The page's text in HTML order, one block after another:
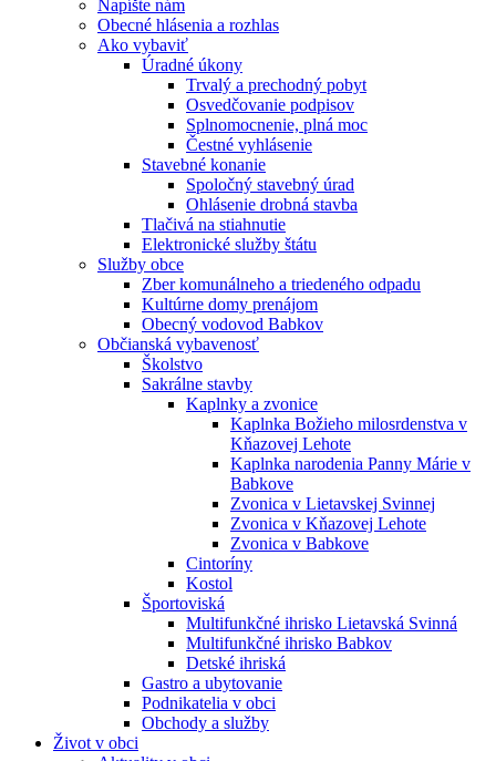
Napíšte nám
Obecné hlásenia a rozhlas
Ako vybaviť
Úradné úkony
Trvalý a prechodný pobyt
Osvedčovanie podpisov
Splnomocnenie, plná moc
Čestné vyhlásenie
Stavebné konanie
Spoločný stavebný úrad
Ohlásenie drobná stavba
Tlačivá na stiahnutie
Elektronické služby štátu
Služby obce
Zber komunálneho a triedeného odpadu
Kultúrne domy prenájom
Obecný vodovod Babkov
Občianská vybavenosť
Školstvo
Sakrálne stavby
Kaplnky a zvonice
Kaplnka Božieho milosrdenstva v
Kňazovej Lehote
Kaplnka narodenia Panny Márie v
Babkove
Zvonica v Lietavskej Svinnej
Zvonica v Kňazovej Lehote
Zvonica v Babkove
Cintoríny
Kostol
Športoviská
Multifunkčné ihrisko Lietavská Svinná
Multifunkčné ihrisko Babkov
Detské ihriská
Gastro a ubytovanie
Podnikatelia v obci
Obchody a služby
Život v obci